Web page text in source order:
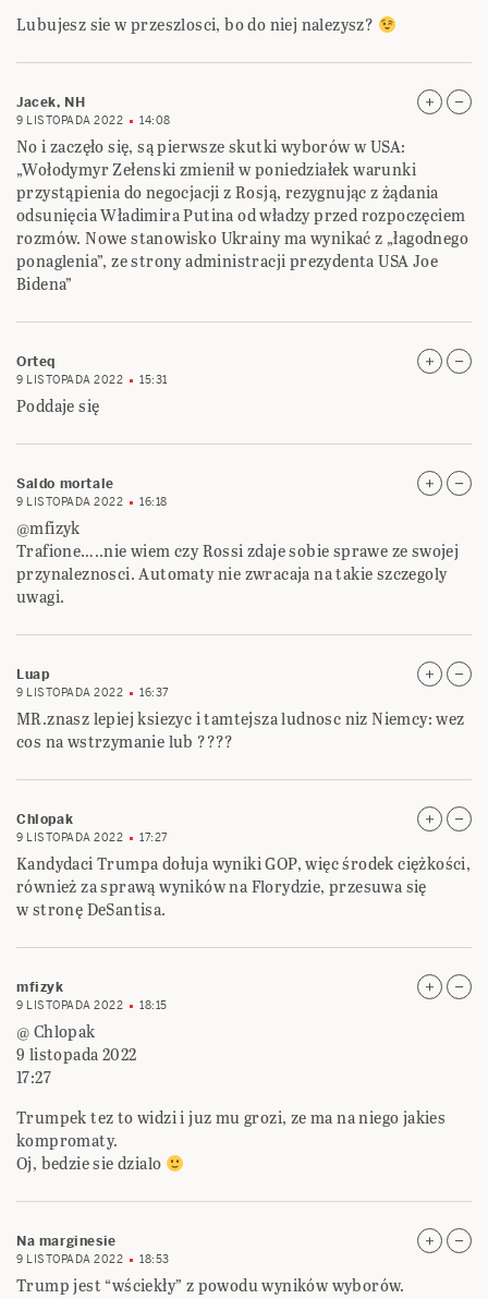
Lubujesz sie w przeszlosci, bo do niej nalezysz?
Jacek, NH
9 LISTOPADA 2022 14:08
No i zaczęło się, są pierwsze skutki wyborów w USA:
„Wołodymyr Zełenski zmienił w poniedziałek warunki
przystąpienia do negocjacji z Rosją, rezygnując z żądania
odsunięcia Władimira Putina od władzy przed rozpoczęciem
rozmów. Nowe stanowisko Ukrainy ma wynikać z „łagodnego
ponaglenia”, ze strony administracji prezydenta USA Joe
Bidena”
Orteq
9 LISTOPADA 2022 15:31
Poddaje się
Saldo mortale
9 LISTOPADA 2022 16:18
@mfizyk
Trafione…..nie wiem czy Rossi zdaje sobie sprawe ze swojej
przynaleznosci. Automaty nie zwracaja na takie szczegoly
uwagi.
Luap
9 LISTOPADA 2022 16:37
MR.znasz lepiej ksiezyc i tamtejsza ludnosc niz Niemcy: wez
cos na wstrzymanie lub ????
Chlopak
9 LISTOPADA 2022 17:27
Kandydaci Trumpa dołuja wyniki GOP, więc środek ciężkości,
również za sprawą wyników na Florydzie, przesuwa się
w stronę DeSantisa.
mfizyk
9 LISTOPADA 2022 18:15
@ Chlopak
9 listopada 2022
17:27
Trumpek tez to widzi i juz mu grozi, ze ma na niego jakies
kompromaty.
Oj, bedzie sie dzialo
Na marginesie
9 LISTOPADA 2022 18:53
Trump jest “wściekły” z powodu wyników wyborów.